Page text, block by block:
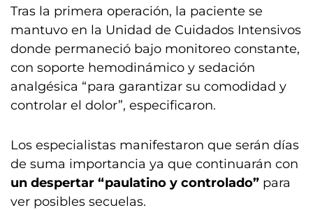
Tras la primera operación, la paciente se
mantuvo en la Unidad de Cuidados Intensivos
donde permaneció bajo monitoreo constante,
con soporte hemodinámico y sedación
analgésica “para garantizar su comodidad y
controlar el dolor”, especificaron.
Los especialistas manifestaron que serán días
de suma importancia ya que continuarán con
un despertar “paulatino y controlado” para
ver posibles secuelas.